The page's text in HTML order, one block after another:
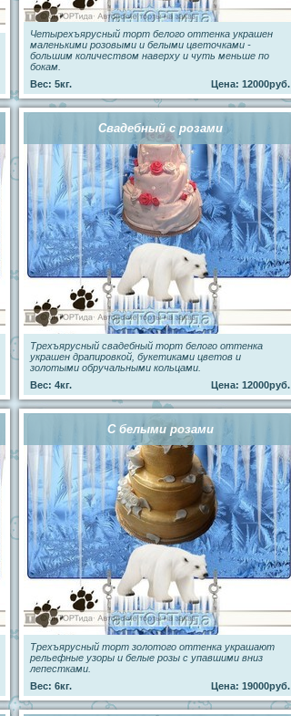
Четырехъярусный торт белого оттенка украшен
маленькими розовыми и белыми цветочками -
большим количеством наверху и чуть меньше по
бокам.
Вес: 5кг.
Цена: 12000руб.
Свадебный с розами
Трехъярусный свадебный торт белого оттенка
украшен драпировкой, букетиками цветов и
золотыми обручальными кольцами.
Вес: 4кг.
Цена: 12000руб.
С белыми розами
Трехъярусный торт золотого оттенка украшают
рельефные узоры и белые розы с упавшими вниз
лепестками.
Вес: 6кг.
Цена: 19000руб.